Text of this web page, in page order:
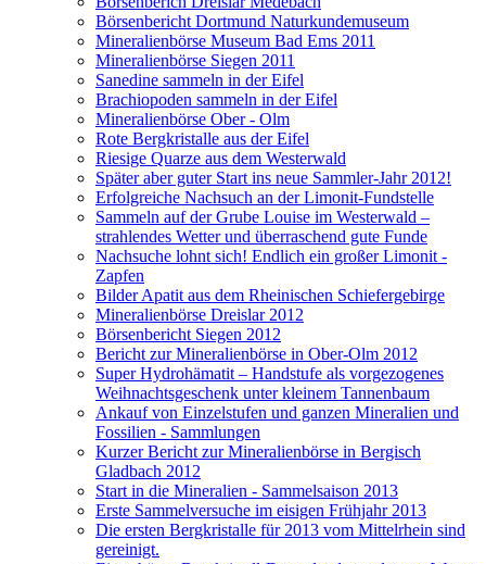
Börsenbericht Dortmund Naturkundemuseum
Mineralienbörse Museum Bad Ems 2011
Mineralienbörse Siegen 2011
Sanedine sammeln in der Eifel
Brachiopoden sammeln in der Eifel
Mineralienbörse Ober - Olm
Rote Bergkristalle aus der Eifel
Riesige Quarze aus dem Westerwald
Später aber guter Start ins neue Sammler-Jahr 2012!
Erfolgreiche Nachsuch an der Limonit-Fundstelle
Sammeln auf der Grube Louise im Westerwald –
strahlendes Wetter und überraschend gute Funde
Nachsuche lohnt sich! Endlich ein großer Limonit -
Zapfen
Bilder Apatit aus dem Rheinischen Schiefergebirge
Mineralienbörse Dreislar 2012
Börsenbericht Siegen 2012
Bericht zur Mineralienbörse in Ober-Olm 2012
Super Hydrohämatit – Handstufe als vorgezogenes
Weihnachtsgeschenk unter kleinem Tannenbaum
Ankauf von Einzelstufen und ganzen Mineralien und
Fossilien - Sammlungen
Kurzer Bericht zur Mineralienbörse in Bergisch
Gladbach 2012
Start in die Mineralien - Sammelsaison 2013
Erste Sammelversuche im eisigen Frühjahr 2013
Die ersten Bergkristalle für 2013 vom Mittelrhein sind
gereinigt.